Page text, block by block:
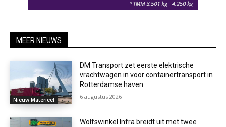
MEER NIEUWS
Nieuw Materieel
DM Transport zet eerste elektrische
vrachtwagen in voor containertransport in
Rotterdamse haven
6 augustus 2026
Wolfswinkel Infra breidt uit met twee